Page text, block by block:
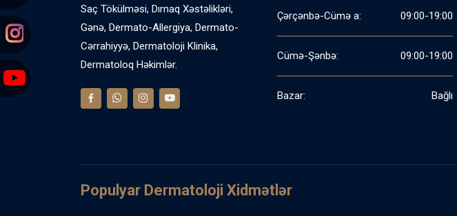
Saç Tökülməsi, Dırnaq Xəstəlikləri,
Gənə, Dermato-Allergiya, Dermato-
Cərrahiyyə, Dermatoloji Klinika,
Dermatoloq Həkimlər.
Çərçənbə-Cümə a: 09:00-19:00
Cümə-Şənbə: 09:00-19:00
Bazar: Bağlı
Populyar Dermatoloji Xidmətlər